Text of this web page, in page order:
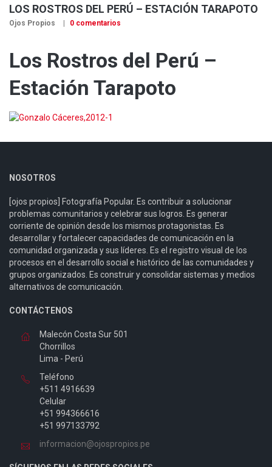
LOS ROSTROS DEL PERÚ – ESTACIÓN TARAPOTO
Ojos Propios 0 comentarios
Los Rostros del Perú –
Estación Tarapoto
NOSOTROS
[ojos propios] Fotografía Popular. Es contribuir a solucionar
problemas comunitarios y celebrar sus logros. Es generar
corriente de opinión desde los mismos protagonistas. Es
desarrollar y fortalecer capacidades de comunicación en la
comunidad organizada y sus líderes. Es el registro visual de los
procesos en el desarrollo social e histórico de las comunidades y
grupos organizados. Es construir y consolidar sistemas y medios
alternativos de comunicación.
CONTÁCTENOS
Malecón Costa Sur 501
Chorrillos
Lima - Perú
Teléfono
+511 4916639
Celular
+51 994366616
+51 997133792
informacion@ojospropios.pe